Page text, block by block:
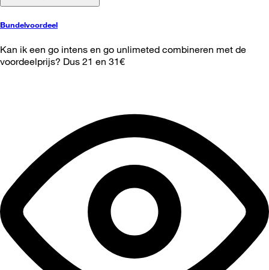
Bundelvoordeel
Kan ik een go intens en go unlimeted combineren met de
voordeelprijs? Dus 21 en 31€